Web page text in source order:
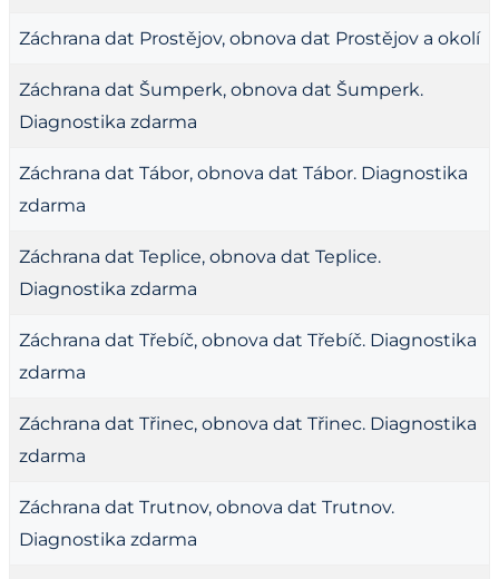
Záchrana dat Prostějov, obnova dat Prostějov a okolí
Záchrana dat Šumperk, obnova dat Šumperk.
Diagnostika zdarma
Záchrana dat Tábor, obnova dat Tábor. Diagnostika
zdarma
Záchrana dat Teplice, obnova dat Teplice.
Diagnostika zdarma
Záchrana dat Třebíč, obnova dat Třebíč. Diagnostika
zdarma
Záchrana dat Třinec, obnova dat Třinec. Diagnostika
zdarma
Záchrana dat Trutnov, obnova dat Trutnov.
Diagnostika zdarma